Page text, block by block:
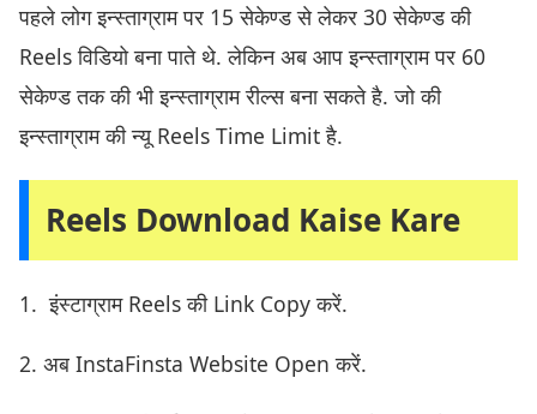
पहले लोग इन्स्ताग्राम पर 15 सेकेण्ड से लेकर 30 सेकेण्ड की
Reels विडियो बना पाते थे. लेकिन अब आप इन्स्ताग्राम पर 60
सेकेण्ड तक की भी इन्स्ताग्राम रील्स बना सकते है. जो की
इन्स्ताग्राम की न्यू Reels Time Limit है.
Reels Download Kaise Kare
1. इंस्टाग्राम Reels की Link Copy करें.
2. अब InstaFinsta Website Open करें.